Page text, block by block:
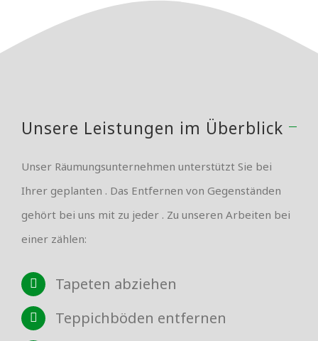
Unsere Leistungen im Überblick
Unser Räumungsunternehmen unterstützt Sie bei
Ihrer geplanten . Das Entfernen von Gegenständen
gehört bei uns mit zu jeder . Zu unseren Arbeiten bei
einer zählen:
Tapeten abziehen
Teppichböden entfernen